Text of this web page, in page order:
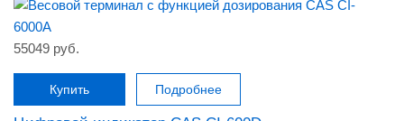
55049 руб.
Купить Подробнее